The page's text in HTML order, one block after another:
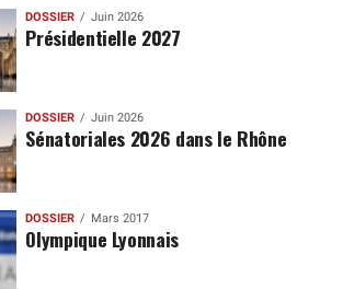
DOSSIER Juin 2026
Présidentielle 2027
DOSSIER Juin 2026
Sénatoriales 2026 dans le Rhône
DOSSIER Mars 2017
Olympique Lyonnais